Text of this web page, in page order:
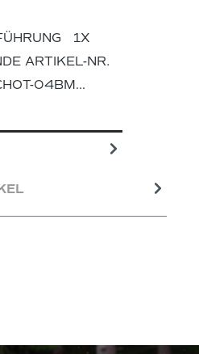
1X GE
ARTIKEL-NR.
04BM…